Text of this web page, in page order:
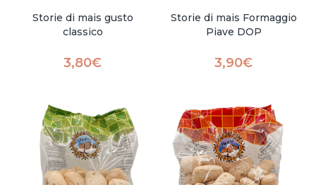
Storie di mais gusto
classico
3,80€
Storie di mais Formaggio
Piave DOP
3,90€